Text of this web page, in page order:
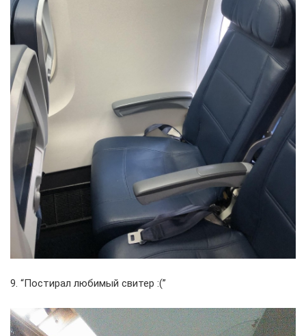
9. “Постирал любимый свитер :(”